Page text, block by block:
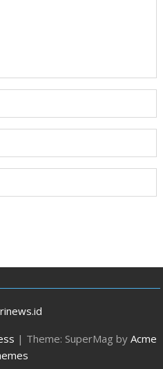
| Theme: SuperMag by Acme